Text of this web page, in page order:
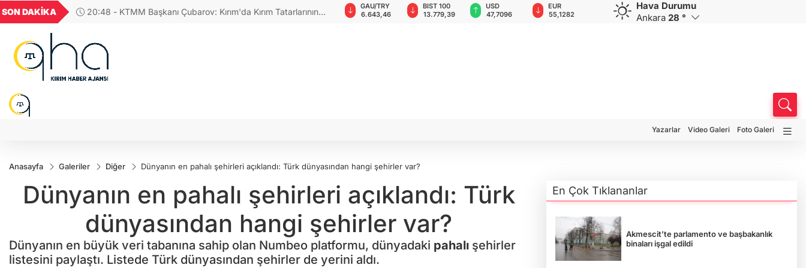
SON DAKİKA
17:38 - Avusturya Şansölyesi Stocker, Türkiye’yi ziyaret
GEL
18,2795
16,2887
27,9743
0,0018
6.643,46
BIST 100
13.779,39
USD
47,7096
EUR
55,1282
GBP
64,3683
CHF
58,9371
CAD
34,1637
Hava Durumu
Ankara 28 °
Yazarlar Video Galeri Foto Galeri
Anasayfa Galeriler Diğer Dünyanın en pahalı şehirleri açıklandı: Türk dünyasından hangi şehirler var?
Dünyanın en pahalı şehirleri açıklandı: Türk
dünyasından hangi şehirler var?
Dünyanın en büyük veri tabanına sahip olan Numbeo platformu, dünyadaki pahalı şehirler
listesini paylaştı. Listede Türk dünyasından şehirler de yerini aldı.
En Çok Tıklananlar
Akmescit’te parlamento ve başbakanlık
binaları işgal edildi